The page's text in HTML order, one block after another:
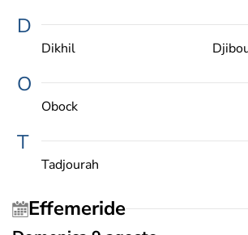
D
Dikhil
O
Obock
T
Tadjourah
Effemeride